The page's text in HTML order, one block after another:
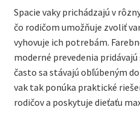
Kontakt
Spacie vaky prichádzajú v
čo rodičom umožňuje zvoliť
vyhovuje ich potrebám.
moderné prevedenia
často sa stávajú obľúbeným
vak tak ponúka praktické
rodičov a poskytuje dieťaťu